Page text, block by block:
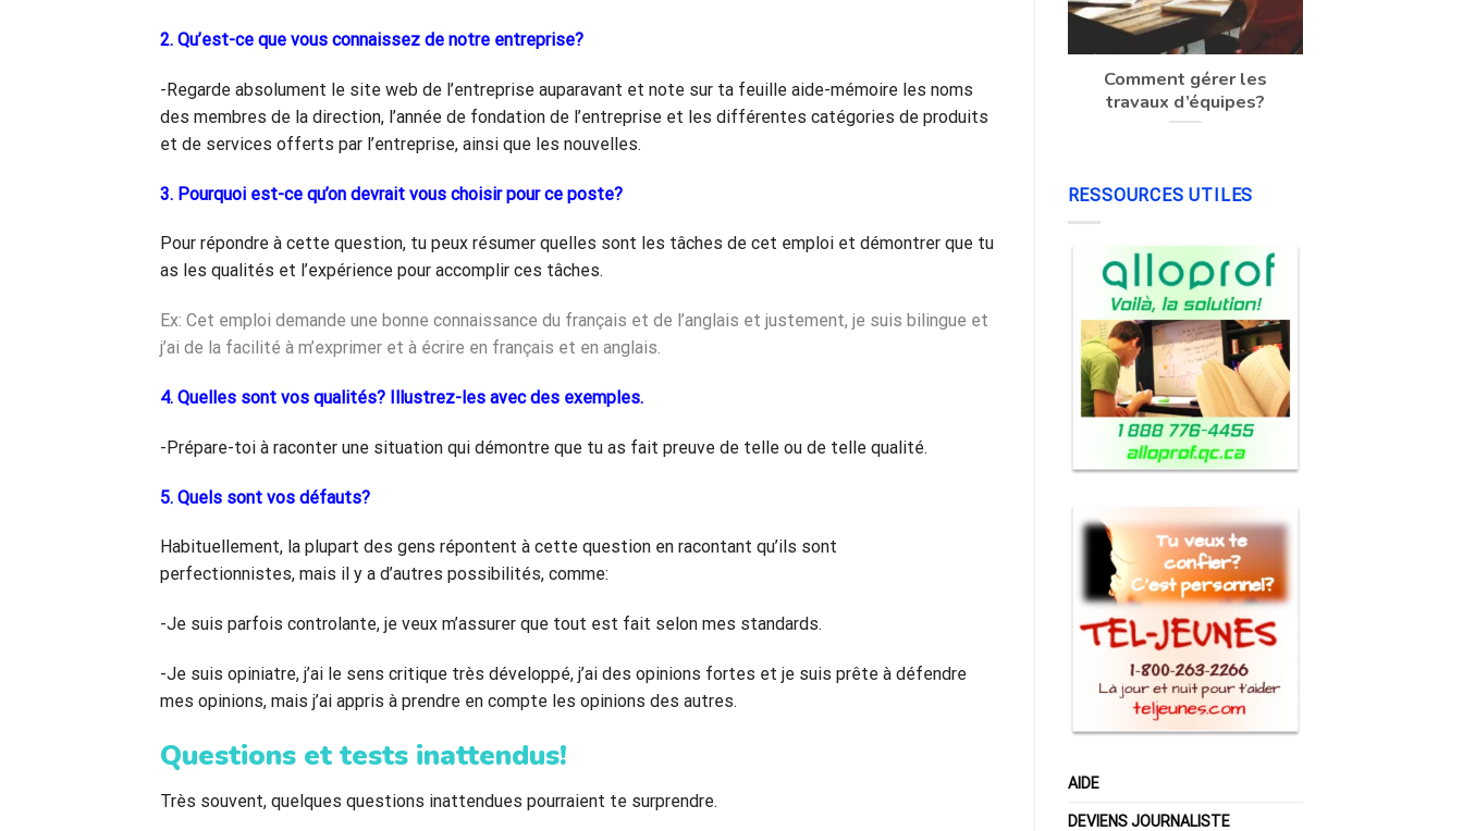
2. Qu’est-ce que vous connaissez de notre entreprise?
-Regarde absolument le site web de l’entreprise auparavant et note sur ta feuille aide-mémoire les noms
des membres de la direction, l’année de fondation de l’entreprise et les différentes catégories de produits
et de services offerts par l’entreprise, ainsi que les nouvelles.
3. Pourquoi est-ce qu’on devrait vous choisir pour ce poste?
Pour répondre à cette question, tu peux résumer quelles sont les tâches de cet emploi et démontrer que tu
as les qualités et l’expérience pour accomplir ces tâches.
Ex: Cet emploi demande une bonne connaissance du français et de l’anglais et justement, je suis bilingue et
j’ai de la facilité à m’exprimer et à écrire en français et en anglais.
4. Quelles sont vos qualités? Illustrez-les avec des exemples.
-Prépare-toi à raconter une situation qui démontre que tu as fait preuve de telle ou de telle qualité.
5. Quels sont vos défauts?
Habituellement, la plupart des gens répontent à cette question en racontant qu’ils sont
perfectionnistes, mais il y a d’autres possibilités, comme:
-Je suis parfois controlante, je veux m’assurer que tout est fait selon mes standards.
-Je suis opiniatre, j’ai le sens critique très développé, j’ai des opinions fortes et je suis prête à défendre
mes opinions, mais j’ai appris à prendre en compte les opinions des autres.
Questions et tests inattendus!
Très souvent, quelques questions inattendues pourraient te surprendre.
Comment gérer les
travaux d’équipes?
RESSOURCES UTILES
AIDE
DEVIENS JOURNALISTE